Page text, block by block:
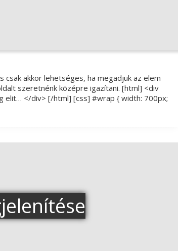
akkor lehetséges, ha megadjuk az elem
szeretnénk középre igazítani. [html] <div
elit… </div> [/html] [css] #wrap { width: 700px;